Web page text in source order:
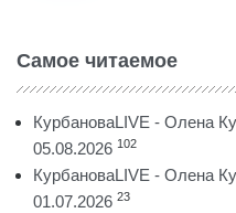
Самое читаемое
КурбановаLIVE - Олена
05.08.2026 102
КурбановаLIVE - Олена
01.07.2026 23